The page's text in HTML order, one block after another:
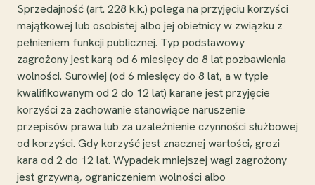
Sprzedajność (art. 228 k.k.) polega na przyjęciu korzyści
majątkowej lub osobistej albo jej obietnicy w związku z
pełnieniem funkcji publicznej. Typ podstawowy
zagrożony jest karą od 6 miesięcy do 8 lat pozbawienia
wolności. Surowiej (od 6 miesięcy do 8 lat, a w typie
kwalifikowanym od 2 do 12 lat) karane jest przyjęcie
korzyści za zachowanie stanowiące naruszenie
przepisów prawa lub za uzależnienie czynności służbowej
od korzyści. Gdy korzyść jest znacznej wartości, grozi
kara od 2 do 12 lat. Wypadek mniejszej wagi zagrożony
jest grzywną, ograniczeniem wolności albo